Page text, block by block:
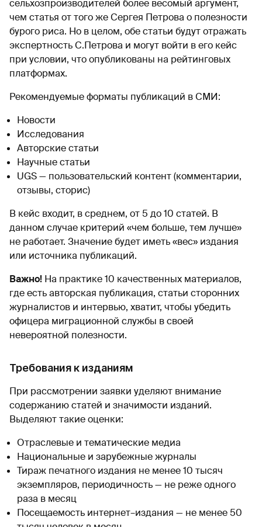
сельхозпроизводителей более весомый аргумент,
чем статья от того же Сергея Петрова о полезности
бурого риса. Но в целом, обе статьи будут отражать
экспертность С.Петрова и могут войти в его кейс
при условии, что опубликованы на рейтинговых
платформах.
Рекомендуемые форматы публикаций в СМИ:
Новости
Исследования
Авторские статьи
Научные статьи
UGS — пользовательский контент (комментарии,
отзывы, сторис)
В кейс входит, в среднем, от 5 до 10 статей. В
данном случае критерий «чем больше, тем лучше»
не работает. Значение будет иметь «вес» издания
или источника публикаций.
Важно! На практике 10 качественных материалов,
где есть авторская публикация, статьи сторонних
журналистов и интервью, хватит, чтобы убедить
офицера миграционной службы в своей
невероятной полезности.
Требования к изданиям
При рассмотрении заявки уделяют внимание
содержанию статей и значимости изданий.
Выделяют такие оценки:
Отраслевые и тематические медиа
Национальные и зарубежные журналы
Тираж печатного издания не менее 10 тысяч
экземпляров, периодичность — не реже одного
раза в месяц
Посещаемость интернет–издания — не менее 50